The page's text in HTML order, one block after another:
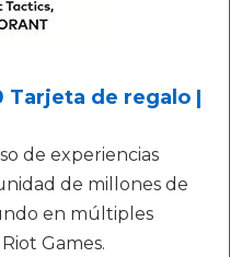
Tarjeta de regalo |
de experiencias
de millones de
en múltiples
Games.